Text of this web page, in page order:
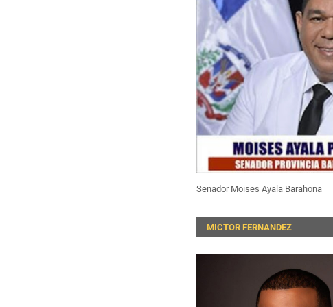
Senador Moises Ayala Barahona
MICTOR FERNANDEZ